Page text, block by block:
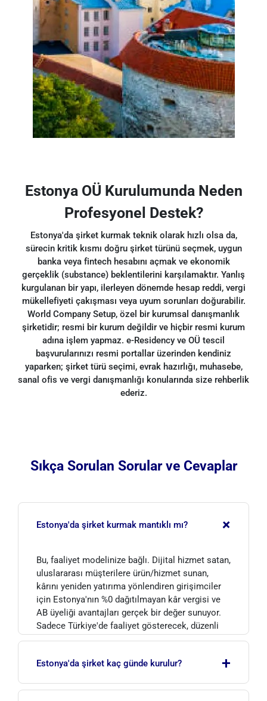
Estonya OÜ Kurulumunda Neden
Profesyonel Destek?
Estonya'da şirket kurmak teknik olarak hızlı olsa da,
sürecin kritik kısmı doğru şirket türünü seçmek, uygun
banka veya fintech hesabını açmak ve ekonomik
gerçeklik (substance) beklentilerini karşılamaktır. Yanlış
kurgulanan bir yapı, ilerleyen dönemde hesap reddi, vergi
mükellefiyeti çakışması veya uyum sorunları doğurabilir.
World Company Setup, özel bir kurumsal danışmanlık
şirketidir; resmi bir kurum değildir ve hiçbir resmi kurum
adına işlem yapmaz. e-Residency ve OÜ tescil
başvurularınızı resmi portallar üzerinden kendiniz
yaparken; şirket türü seçimi, evrak hazırlığı, muhasebe,
sanal ofis ve vergi danışmanlığı konularında size rehberlik
ederiz.
Sıkça Sorulan Sorular ve Cevaplar
Estonya'da şirket kurmak mantıklı mı? +
Bu, faaliyet modelinize bağlı. Dijital hizmet satan,
uluslararası müşterilere ürün/hizmet sunan,
kârını yeniden yatırıma yönlendiren girişimciler
için Estonya'nın %0 dağıtılmayan kâr vergisi ve
AB üyeliği avantajları gerçek bir değer sunuyor.
Sadece Türkiye'de faaliyet gösterecek, düzenli
kâr dağıtımı yapacak bir işletme için ise ek
daha sınırlı kalır.
Estonya'da şirket kaç günde kurulur? +